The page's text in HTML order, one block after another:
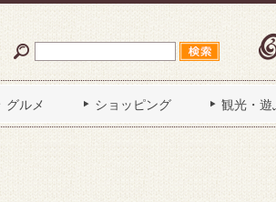
グルメ ショッピング 観光・遊